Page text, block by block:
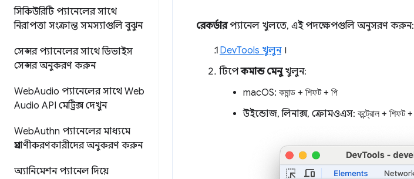
সিকিউরিটি প্যানেলের সাথে
নিরাপত্তা সংক্রান্ত সমস্যাগুলি বুঝুন
সেন্সর প্যানেলের সাথে ডিভাইস
সেন্সর অনুকরণ করুন
WebAudio প্যানেলের সাথে Web
Audio API মেট্রিক্স দেখুন
WebAuthn প্যানেলের মাধ্যমে
প্রমাণীকরণকারীদের অনুকরণ করুন
অ্যানিমেশন প্যানেল দিয়ে
রেকর্ডারপ্যানেল খুলতে, এই পদক্ষেপগুলি অনুসরণ করুন:
DevTools খুলুন।
টিপেকমান্ড মেনুখুলুন:
macOS: কমান্ড + শিফট+ পি
উইন্ডোজ, লিনাক্স, ক্রোমওএস: কন্ট্রোল + শিফট+